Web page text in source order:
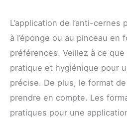
L’application de l’anti-
à l’éponge ou au pinceau en
préférences. Veillez à ce que
pratique et hygiénique pour
précise. De plus, le format
prendre en compte. Les
pratiques pour une